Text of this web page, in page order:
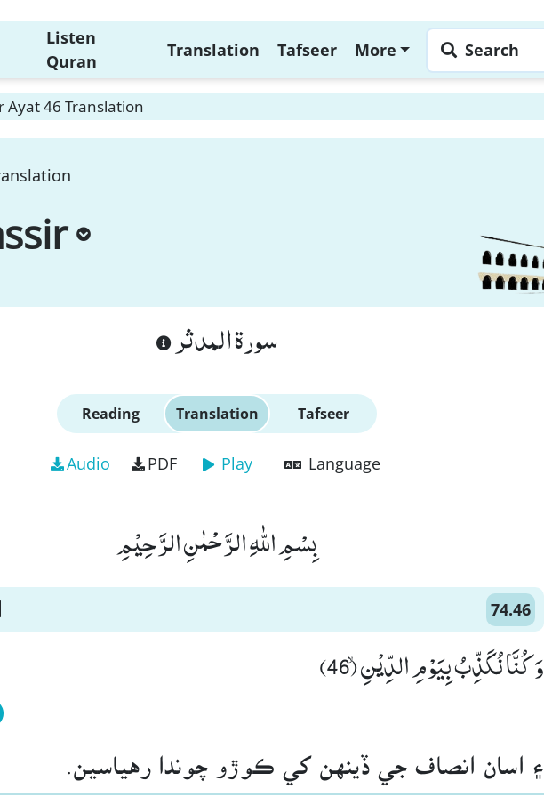
Listen
Quran
Translation Tafseer More Search
Ayat 46 Translation
سورة المدثر
Reading Translation Tafseer
Audio PDF Play Language
بِسْمِ اللّٰهِ الرَّحْمٰنِ الرَّحِیْمِ
74.46
وَ كُنَّا نُكَذِّبُ بِیَوْمِ الدِّیْنِۙ (46)
۽ اسان انصاف جي ڏينهن کي ڪوڙو چوندا رهياسين.